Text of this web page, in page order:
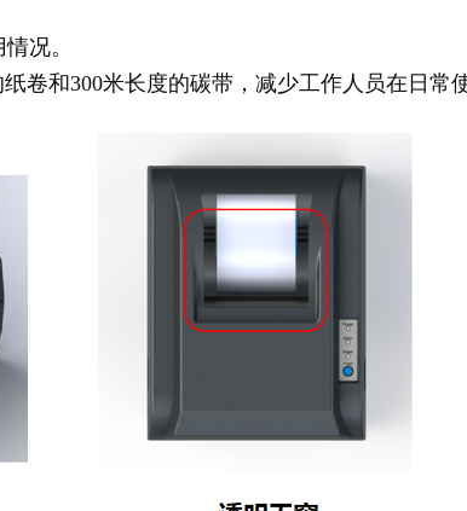
况。
卷和300米长度的碳带，减少工作人员在日常